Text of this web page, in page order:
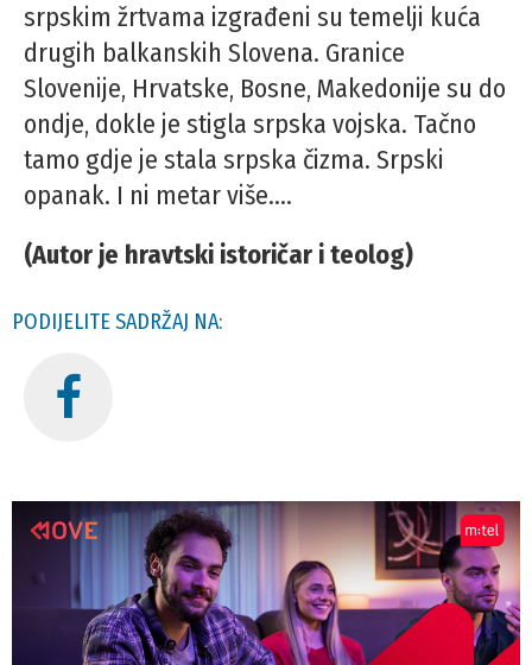
srpskim žrtvama izgrađeni su temelji kuća
drugih balkanskih Slovena. Granice
Slovenije, Hrvatske, Bosne, Makedonije su do
ondje, dokle je stigla srpska vojska. Tačno
tamo gdje je stala srpska čizma. Srpski
opanak. I ni metar više....
(Autor je hravtski istoričar i teolog)
PODIJELITE SADRŽAJ NA: